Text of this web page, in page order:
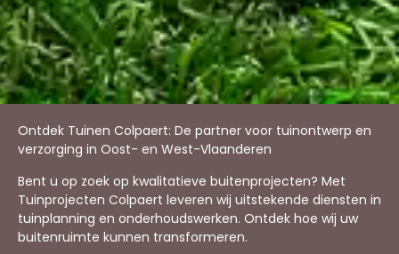
Ontdek Tuinen Colpaert: De partner voor tuinontwerp en
verzorging in Oost- en West-Vlaanderen
Bent u op zoek op kwalitatieve buitenprojecten? Met
Tuinprojecten Colpaert leveren wij uitstekende diensten in
tuinplanning en onderhoudswerken. Ontdek hoe wij uw
buitenruimte kunnen transformeren.